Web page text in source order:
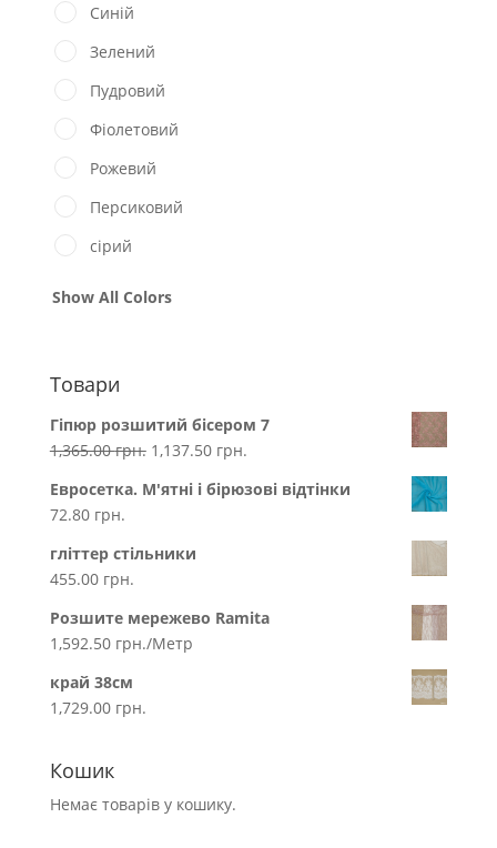
Синій
Зелений
Пудровий
Фіолетовий
Рожевий
Персиковий
сірий
Show All Colors
Товари
Гіпюр розшитий бісером 7
1,365.00грн. 1,137.50 грн.
Евросетка. М'ятні і бірюзові відтінки
72.80 грн.
гліттер стільники
455.00 грн.
Розшите мережево Ramita
1,592.50 грн./Метр
край 38см
1,729.00 грн.
Кошик
Немає товарів у кошику.